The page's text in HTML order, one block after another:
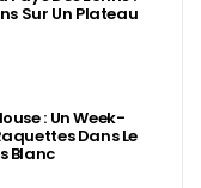
Sur Un Plateau
: Un Week-
Dans Le
Blanc